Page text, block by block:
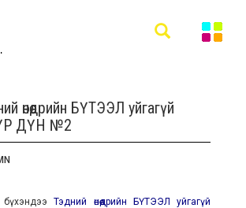
өнөөдрийн БҮТЭЭЛ уйгагүй
ҮР ДҮН №2
бүхэндээТэдний өнөөдрийн БҮТЭЭЛ уйгагүй